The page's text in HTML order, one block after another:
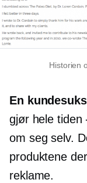
Historien
En
gjør hele tiden
om seg selv.
produktene
reklame.